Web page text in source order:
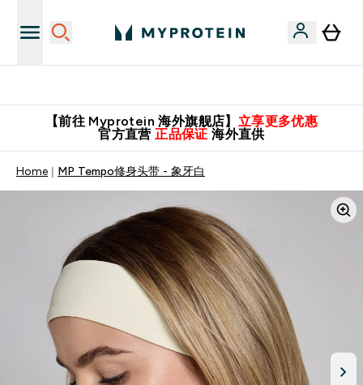
【前往 Myprotein 海外旗舰店】 立享更多优惠
官方直营 正品保证 海外直供
Home MP Tempo修身头带 - 象牙白